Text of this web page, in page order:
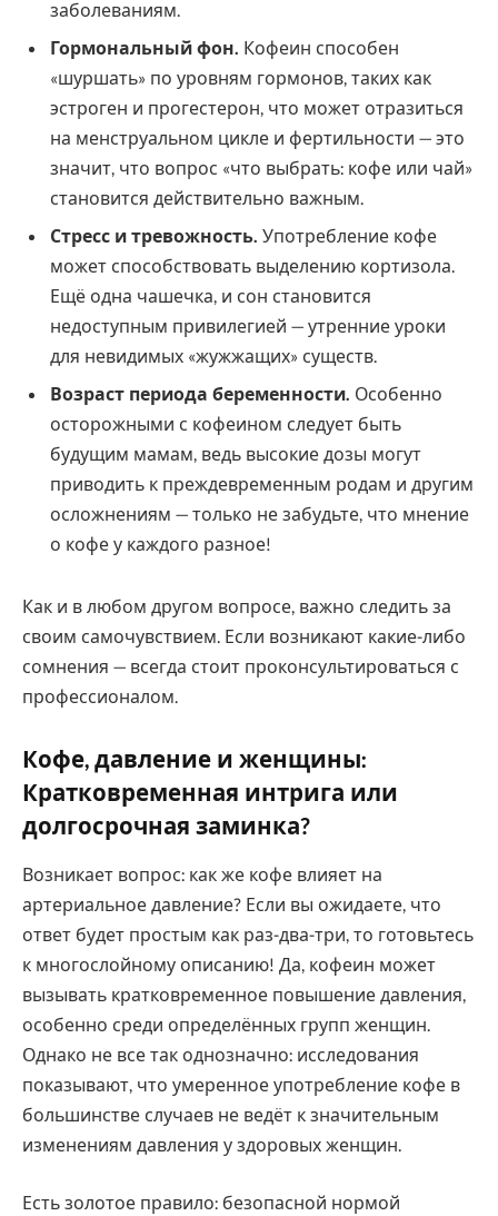
заболеваниям.
Гормональный фон. Кофеин способен
«шуршать» по уровням гормонов, таких как
эстроген и прогестерон, что может отразиться
на менструальном цикле и фертильности — это
значит, что вопрос «что выбрать: кофе или чай»
становится действительно важным.
Стресс и тревожность. Употребление кофе
может способствовать выделению кортизола.
Ещё одна чашечка, и сон становится
недоступным привилегией — утренние уроки
для невидимых «жужжащих» существ.
Возраст периода беременности. Особенно
осторожными с кофеином следует быть
будущим мамам, ведь высокие дозы могут
приводить к преждевременным родам и другим
осложнениям — только не забудьте, что мнение
о кофе у каждого разное!
Как и в любом другом вопросе, важно следить за
своим самочувствием. Если возникают какие-либо
сомнения — всегда стоит проконсультироваться с
профессионалом.
Кофе, давление и женщины:
Кратковременная интрига или
долгосрочная заминка?
Возникает вопрос: как же кофе влияет на
артериальное давление? Если вы ожидаете, что
ответ будет простым как раз-два-три, то готовьтесь
к многослойному описанию! Да, кофеин может
вызывать кратковременное повышение давления,
особенно среди определённых групп женщин.
Однако не все так однозначно: исследования
показывают, что умеренное употребление кофе в
большинстве случаев не ведёт к значительным
изменениям давления у здоровых женщин.
Есть золотое правило: безопасной нормой